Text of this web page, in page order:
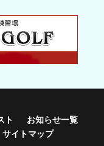
ト
お知らせ一覧
サイトマップ